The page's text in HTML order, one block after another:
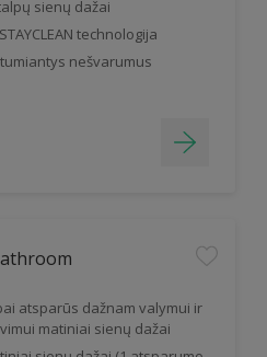
sienų dažai
technologija
nešvarumus
atsparūs dažnam valymui ir
matiniai sienų dažai